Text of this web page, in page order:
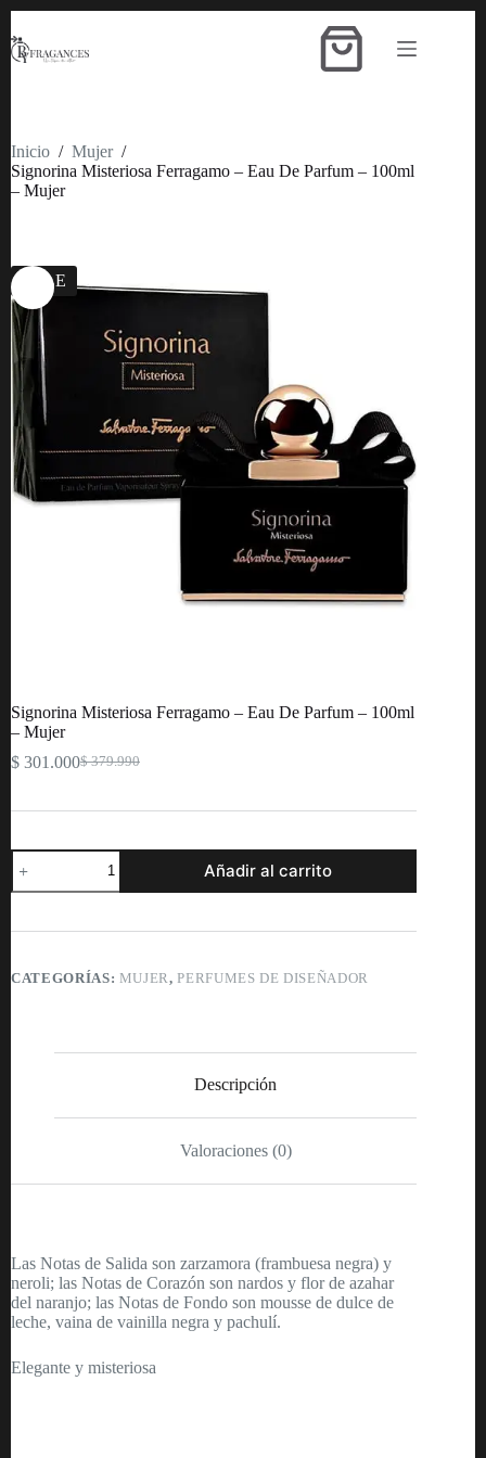
al
contenido
Carro
de
Inicio / Mujer /
Signorina Misteriosa Ferragamo – Eau De Parfum – 100ml
– Mujer
SALE
Signorina Misteriosa Ferragamo – Eau De Parfum – 100ml
– Mujer
$379.990
Original
was:
$ 301.000Current
is:
Signorina
Misteriosa
Ferragamo
Eau
-
cantidad
Añadir al carrito
CATEGORÍAS: MUJER,PERFUMES DE DISEÑADOR
Descripción
Valoraciones (0)
Las Notas de Salida son zarzamora (frambuesa negra) y
neroli; las Notas de Corazón son nardos y flor de azahar
del naranjo; las Notas de Fondo son mousse de dulce de
leche, vaina de vainilla negra y pachulí.
Elegante y misteriosa